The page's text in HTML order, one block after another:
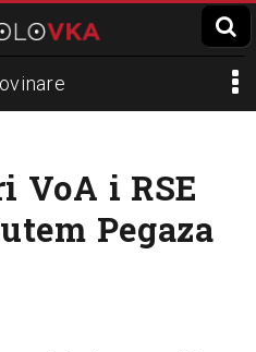
mediji
VoA i RSE
Pegaza